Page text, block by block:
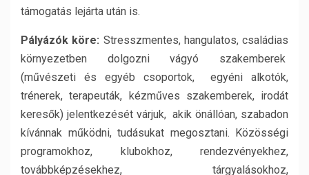
támogatás lejárta után is.
Pályázók köre: Stresszmentes, hangulatos, családias
környezetben dolgozni vágyó szakemberek
(művészeti és egyéb csoportok, egyéni alkotók,
trénerek, terapeuták, kézműves szakemberek, irodát
keresők) jelentkezését várjuk, akik önállóan, szabadon
kívánnak működni, tudásukat megosztani. Közösségi
programokhoz, klubokhoz, rendezvényekhez,
továbbképzésekhez, tárgyalásokhoz,